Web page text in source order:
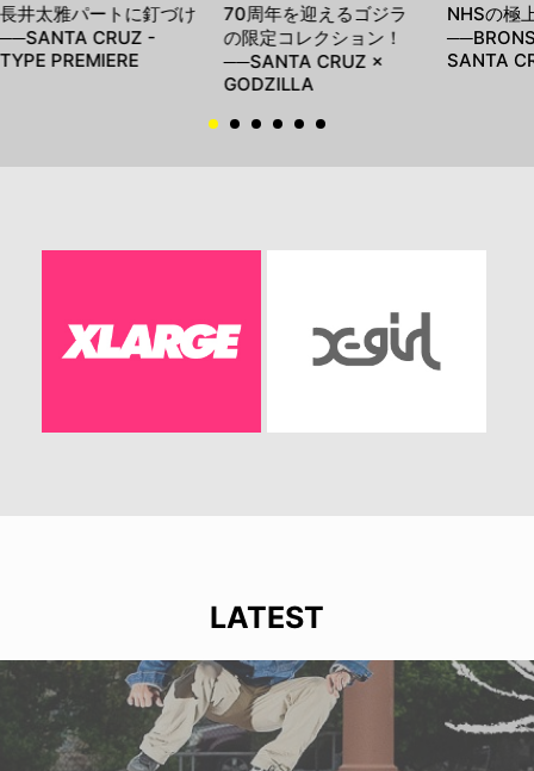
長井太雅パートに釘づけ
──SANTA CRUZ -
TYPE PREMIERE
70周年を迎えるゴジラ
の限定コレクション！
──SANTA CRUZ ×
GODZILLA
NHSの極
SANTA
LATEST